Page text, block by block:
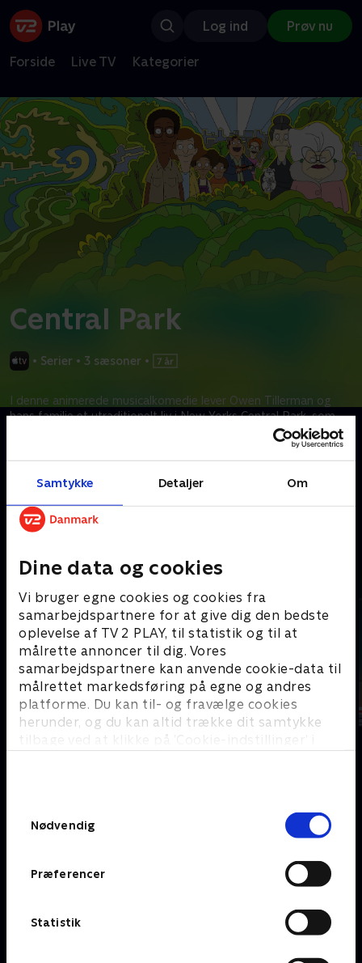
Samtykke Detaljer Om
Dine data og cookies
Vi bruger egne cookies og cookies fra
samarbejdspartnere for at give dig den bedste
oplevelse af TV 2 PLAY, til statistik og til at
målrette annoncer til dig. Vores
samarbejdspartnere kan anvende cookie-data til
målrettet markedsføring på egne og andres
platforme. Du kan til- og fravælge cookies
herunder, og du kan altid trække dit samtykke
tilbage ved at klikke på ’Cookie-indstillinger’ i
Nødvendig
Præferencer
Statistik
Log ind Prøv nu
Forside Live TV Kategorier
Central Park
• Serier • 3 sæsoner •
I denne animerede musicalkomedie lever Owen Tillerman og
hans familie et utraditionelt liv i New Yorks Central Park, som
Owen bestyrer. Nu må de stoppe en rig hotelarving, som vil
Her kan du se TV 2 Play
Kundecenter
rum